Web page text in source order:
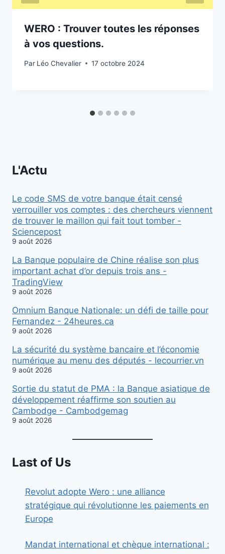
WERO : Trouver toutes les réponses
à vos questions.
Par Léo Chevalier 17 octobre 2024
L'Actu
Le code SMS de votre banque était censé
verrouiller vos comptes : des chercheurs viennent
de trouver le maillon qui fait tout tomber -
Sciencepost
9 août 2026
La Banque populaire de Chine réalise son plus
important achat d’or depuis trois ans -
TradingView
9 août 2026
Omnium Banque Nationale: un défi de taille pour
Fernandez - 24heures.ca
9 août 2026
La sécurité du système bancaire et l’économie
numérique au menu des députés - lecourrier.vn
9 août 2026
Sortie du statut de PMA : la Banque asiatique de
développement réaffirme son soutien au
Cambodge - Cambodgemag
9 août 2026
Last of Us
Revolut adopte Wero : une alliance
stratégique qui révolutionne les paiements en
Europe
Mandat international et chèque international :